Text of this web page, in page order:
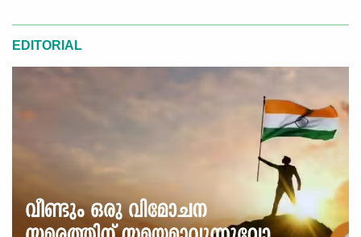
EDITORIAL